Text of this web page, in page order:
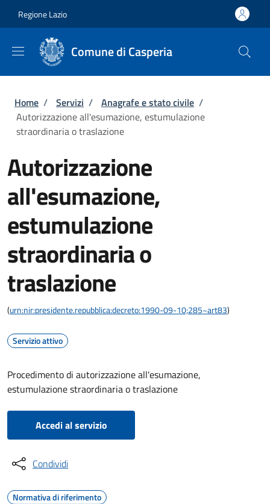
Regione Lazio
Comune di Casperia
Briciole di pane
Home / Servizi / Anagrafe e stato civile /
Autorizzazione all'esumazione, estumulazione
straordinaria o traslazione
Autorizzazione
all'esumazione,
estumulazione
straordinaria o
traslazione
(urn:nir:presidente.repubblica:decreto:1990-09-10;285~art83)
Servizio attivo
Procedimento di autorizzazione all'esumazione,
estumulazione straordinaria o traslazione
Accedi al servizio
Condividi
Normativa di riferimento